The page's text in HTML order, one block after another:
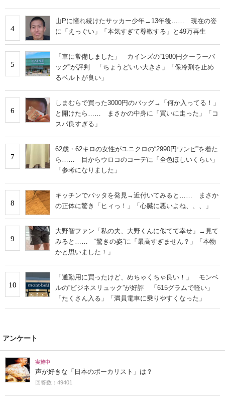
4
山Pに憧れ続けたサッカー少年→13年後…… 現在の姿
に「えっぐい」「本気すぎて尊敬する」と49万再生
5
「車に常備しました」 カインズの“1980円クーラーバ
ッグ”が評判 「ちょうどいい大きさ」「保冷剤を止め
るベルトが良い」
6
しまむらで買った3000円のバッグ→「何か入ってる！」
と開けたら…… まさかの中身に「買いに走った」「コ
スパ良すぎる」
7
62歳・62キロの女性がユニクロの“2990円ワンピ”を着た
ら…… 目からウロコのコーデに「全色ほしいくらい」
「参考になりました」
8
キッチンでバッタを発見→近付いてみると…… まさか
の正体に驚き「ヒィっ！」「心臓に悪いよね、、、」
9
大野智ファン「私の夫、大野くんに似てて幸せ」→見て
みると…… ‟驚きの姿”に「最高すぎません？」「本物
かと思いました！」
10
「通勤用に買ったけど、めちゃくちゃ良い！」 モンベ
ルの“ビジネスリュック”が好評 「615グラムで軽い」
「たくさん入る」「満員電車に乗りやすくなった」
アンケート
実施中
声が好きな「日本のボーカリスト」は？
回答数：49401